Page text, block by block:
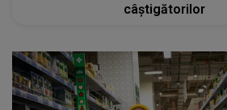
câștigătorilor